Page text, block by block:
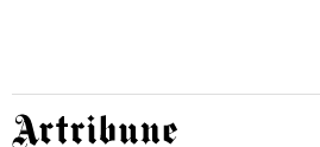
Artribune